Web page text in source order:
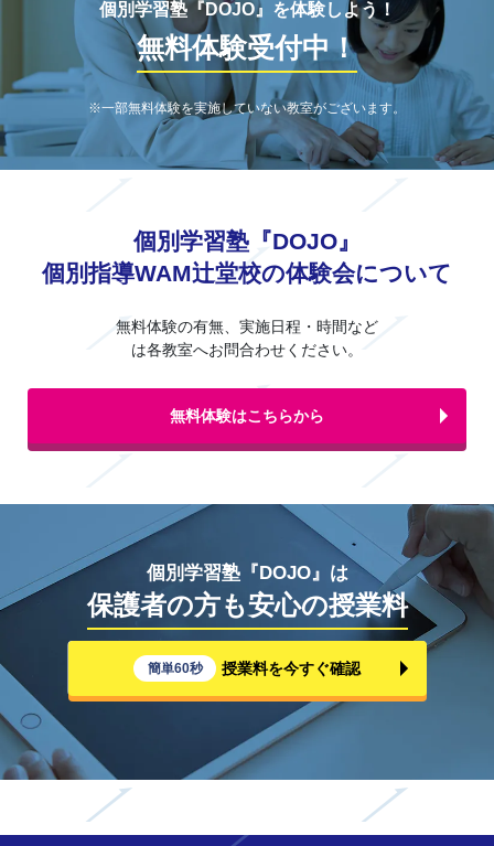
個別学習塾『DOJO』を体験しよう！
無料体験受付中！
※一部無料体験を実施していない教室がございます。
個別学習塾『DOJO』
個別指導WAM辻堂校の体験会について
無料体験の有無、実施日程・時間など
は各教室へお問合わせください。
無料体験はこちらから
個別学習塾『DOJO』は
保護者の方も安心の授業料
簡単60秒 授業料を今すぐ確認